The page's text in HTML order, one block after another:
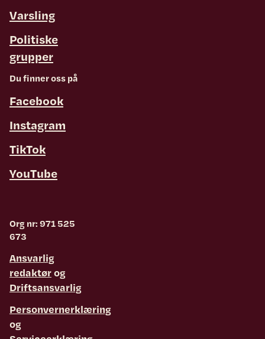
Varsling
Politiske
grupper
Du finner oss på
Facebook
Instagram
TikTok
YouTube
Org nr: 971 525
673
Ansvarlig
redaktørog
Driftsansvarlig
Personvernerklæring
og